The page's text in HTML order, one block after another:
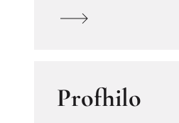
Profhilo